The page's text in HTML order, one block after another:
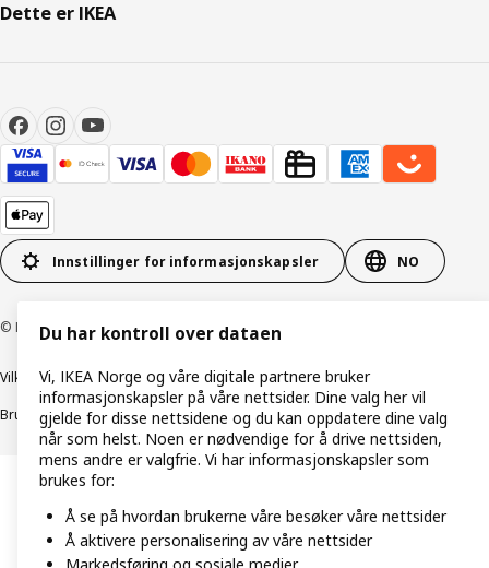
Dette er IKEA
Innstillinger for informasjonskapsler NO
© Inter IKEA Systems B.V. 1999–2026
Vilkår og betingelserRetningslinjer for personvern
Bruk av informasjonskapsler (Cookies)Retningslinjer for ansvarlig avsløring
Du har kontroll over dataen
Vi, IKEA Norge og våre digitale partnere bruker
informasjonskapsler på våre nettsider. Dine valg her vil
gjelde for disse nettsidene og du kan oppdatere dine valg
når som helst. Noen er nødvendige for å drive nettsiden,
mens andre er valgfrie. Vi har informasjonskapsler som
brukes for:
Å se på hvordan brukerne våre besøker våre nettsider
Å aktivere personalisering av våre nettsider